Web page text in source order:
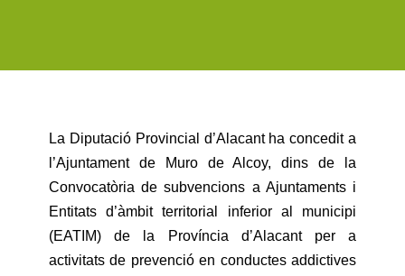
La Diputació Provincial d’Alacant ha concedit a
l’Ajuntament de Muro de Alcoy, dins de la
Convocatòria de subvencions a Ajuntaments i
Entitats d’àmbit territorial inferior al municipi
(EATIM) de la Província d’Alacant per a
activitats de prevenció en conductes addictives